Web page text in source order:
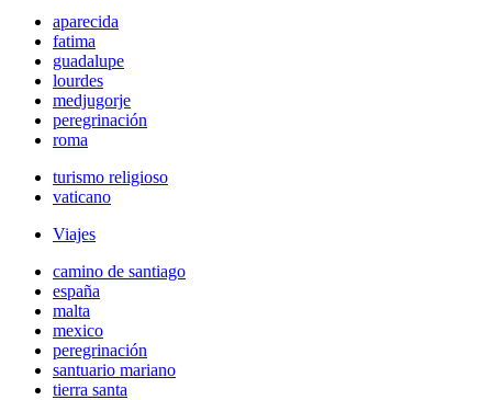
aparecida
fatima
guadalupe
lourdes
medjugorje
peregrinación
roma
turismo religioso
vaticano
Viajes
camino de santiago
españa
malta
mexico
peregrinación
santuario mariano
tierra santa